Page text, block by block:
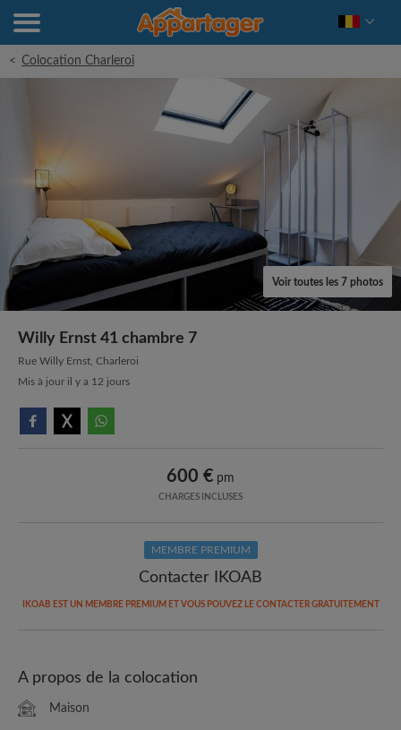
< Colocation Charleroi
Voir toutes les 7 photos
Willy Ernst 41 chambre 7
Rue Willy Ernst, Charleroi
Mis à jour il y a 12 jours
600 € pm
CHARGES INCLUSES
MEMBRE PREMIUM
Contacter IKOAB
IKOAB EST UN MEMBRE PREMIUM ET VOUS POUVEZ LE CONTACTER GRATUITEMENT
A propos de la colocation
Maison